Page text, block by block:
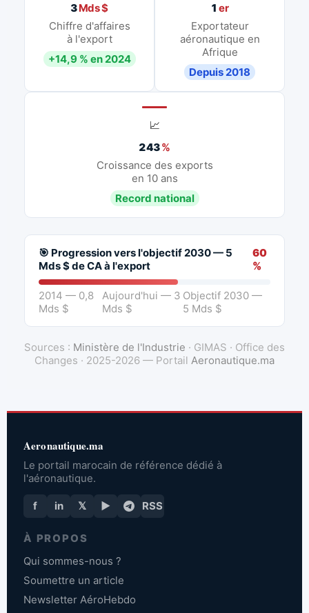
3Mds $
Chiffre d'affaires
à l'export
+14,9 % en 2024
1 er
Exportateur
aéronautique en
Afrique
Depuis 2018
📈
243%
Croissance des exports
en 10 ans
Record national
🎯 Progression vers l'objectif 2030 — 5
Mds $ de CA à l'export
60
%
2014 — 0,8
Mds $
Aujourd'hui — 3
Mds $
Objectif 2030 —
5 Mds $
Sources : Ministère de l'Industrie · GIMAS · Office des
Changes · 2025-2026 — Portail Aeronautique.ma
Aeronautique.ma
Le portail marocain de référence dédié à
l'aéronautique.
f in 𝕏 ▶ RSS
À PROPOS
Qui sommes-nous ?
Soumettre un article
Newsletter AéroHebdo